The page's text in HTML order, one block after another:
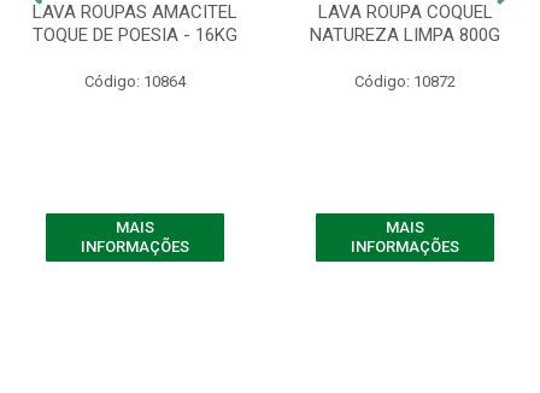
LAVA ROUPAS AMACITEL
TOQUE DE POESIA - 16KG
Código: 10864
MAIS
INFORMAÇÕES
LAVA ROUPA COQUEL
NATUREZA LIMPA 800G
Código: 10872
MAIS
INFORMAÇÕES